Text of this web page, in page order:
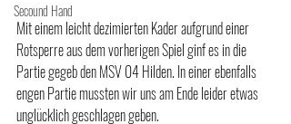
Secound Hand
Mit einem leicht dezimierten Kader aufgrund einer
Rotsperre aus dem vorherigen Spiel ginf es in die
Partie gegeb den MSV 04 Hilden. In einer ebenfalls
engen Partie mussten wir uns am Ende leider etwas
unglücklich geschlagen geben.